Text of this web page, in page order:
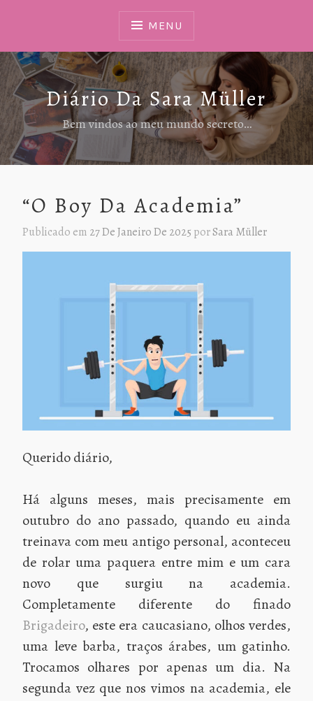
MENU
Diário Da Sara Müller
Bem vindos ao meu mundo secreto…
“O Boy Da Academia”
Publicado em 27 De Janeiro De 2025 porSara Müller
Querido diário,
Há alguns meses, mais precisamente em
outubro do ano passado, quando eu ainda
treinava com meu antigo personal, aconteceu
de rolar uma paquera entre mim e um cara
novo que surgiu na academia.
Completamente diferente do finado
Brigadeiro, este era caucasiano, olhos verdes,
uma leve barba, traços árabes, um gatinho.
Trocamos olhares por apenas um dia. Na
segunda vez que nos vimos na academia, ele